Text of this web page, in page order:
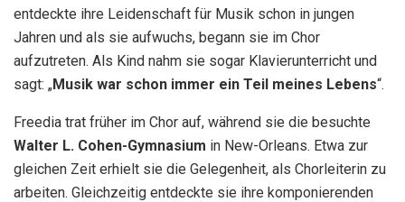
entdeckte ihre Leidenschaft für Musik schon in jungen
Jahren und als sie aufwuchs, begann sie im Chor
aufzutreten. Als Kind nahm sie sogar Klavierunterricht und
sagt: „Musik war schon immer ein Teil meines Lebens“.
Freedia trat früher im Chor auf, während sie die besuchte
Walter L. Cohen-Gymnasium in New-Orleans. Etwa zur
gleichen Zeit erhielt sie die Gelegenheit, als Chorleiterin zu
arbeiten. Gleichzeitig entdeckte sie ihre komponierenden